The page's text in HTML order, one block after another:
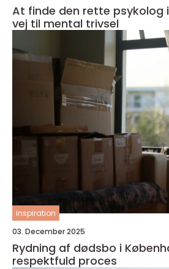
At finde den rette psykolog
vej til mental trivsel
inspiration
03. December 2025
Rydning af dødsbo i
respektfuld proces